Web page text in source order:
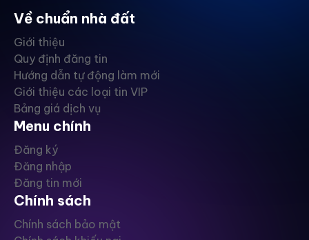
Về chuẩn nhà đất
Giới thiệu
Quy định đăng tin
Hướng dẫn tự động làm mới
Giới thiệu các loại tin VIP
Bảng giá dịch vụ
Menu chính
Đăng ký
Đăng nhập
Đăng tin mới
Chính sách
Chính sách bảo mật